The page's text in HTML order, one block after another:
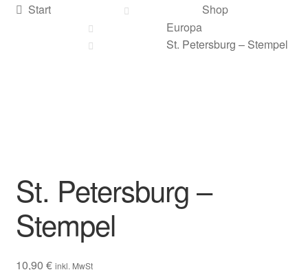
Sonderanfertigungen
Stadt Souvenire
Alle Produkte
Start
Shop
Europa
St. Petersburg – Stempel
St. Petersburg –
Stempel
10,90 € inkl. MwSt